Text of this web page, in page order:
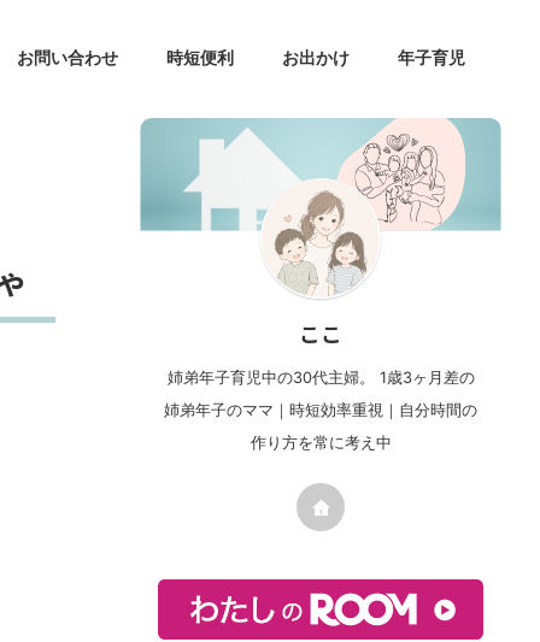
お問い合わせ 時短便利 お出かけ 年子育児
ここ
姉弟年子育児中の30代主婦。 1歳3ヶ月差の
姉弟年子のママ｜時短効率重視｜自分時間の
作り方を常に考え中